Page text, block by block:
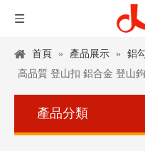
首頁 » 產品展示 » 鋁
高品質 登山扣 鋁合金 登山
產品分類